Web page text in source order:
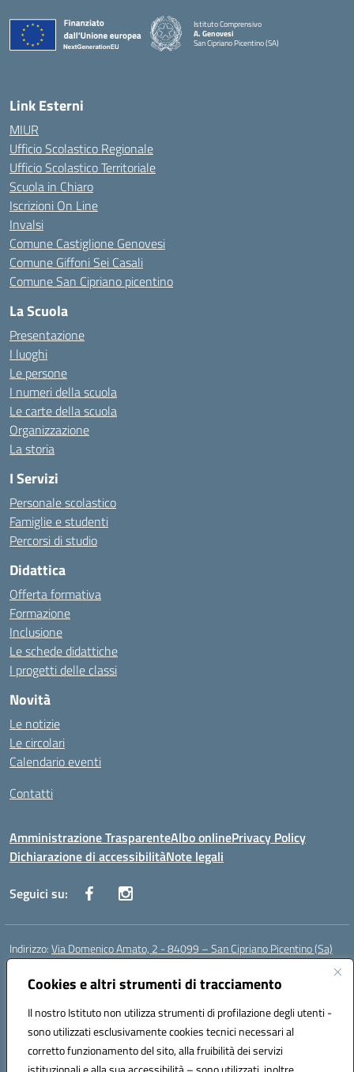
Cookies e altri strumenti di tracciamento
Il nostro Istituto non utilizza strumenti di profilazione degli utenti -
sono utilizzati esclusivamente cookies tecnici necessari al
corretto funzionamento del sito, alla fruibilità dei servizi
Istituto Comprensivo
A. Genovesi
San Cipriano Picentino (SA)
— Visita la pagina iniziale della scuola
Link Esterni
MIUR
Ufficio Scolastico Regionale
Ufficio Scolastico Territoriale
Scuola in Chiaro
Iscrizioni On Line
Invalsi
Comune Castiglione Genovesi
Comune Giffoni Sei Casali
Comune San Cipriano picentino
La Scuola
Presentazione
I luoghi
Le persone
I numeri della scuola
Le carte della scuola
Organizzazione
La storia
I Servizi
Personale scolastico
Famiglie e studenti
Percorsi di studio
Didattica
Offerta formativa
Formazione
Inclusione
Le schede didattiche
I progetti delle classi
Novità
Le notizie
Le circolari
Calendario eventi
Contatti
Amministrazione TrasparenteAlbo onlinePrivacy Policy
Dichiarazione di accessibilitàNote legali
Seguici su:
Indirizzo:Via Domenico Amato, 2 - 84099 – San Cipriano Picentino (Sa)
Centralino:
Posta elettronica certificata (PEC):saic87700c@pec.istruzione.it
Codice fiscale: 95075020651
Codice meccanografico:SAIC87700C
Codice Indice delle Pubbliche Amministrazioni (IPA): istsc_saic87700c
Codice unico di fatturazione (CUF): UFBWH2